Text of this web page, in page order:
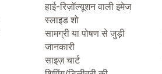
हाई-रिज़ॉल्यूशन वाली इमेज
स्लाइड शो
सामग्री या पोषण से जुड़ी
जानकारी
साइज़ चार्ट